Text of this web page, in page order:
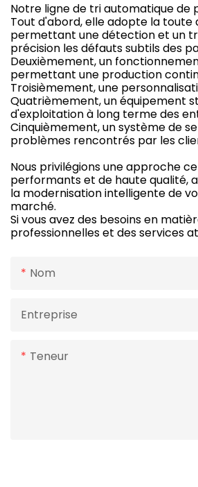
Notre ligne de tri automatique de
Tout d'abord, elle adopte la toute
permettant une détection et un
précision les défauts subtils des
Deuxièmement, un
permettant une production
Troisièmement, une
Quatrièmement, un équipement
d'exploitation à long terme des
Cinquièmement, un système de
problèmes rencontrés par les
Nous privilégions une approche
performants et de haute qualité,
la modernisation intelligente de
marché.
Si vous avez des besoins en
professionnelles et des services
Nom
Entreprise
Teneur